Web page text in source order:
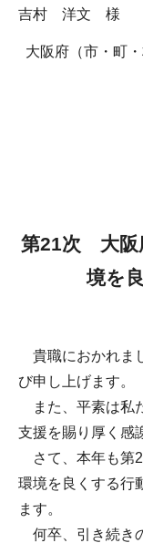
吉村 洋文 様
大阪府（市・町
第21次 大阪
境を
貴職におかれま
び申し上げます。
また、平素は私
支援を賜り厚く感
さて、本年も第
環境を良くする行
ます。
何卒、引き続き